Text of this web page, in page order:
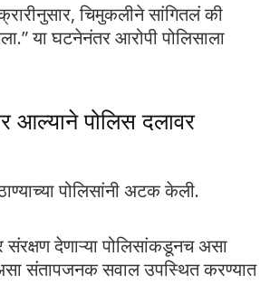
चिमुकलीने सांगितलं की
या घटनेनंतर आरोपी पोलिसाला
आल्याने पोलिस दलावर
पोलिसांनी अटक केली.
देणाऱ्या पोलिसांकडूनच असा
संतापजनक सवाल उपस्थित करण्यात